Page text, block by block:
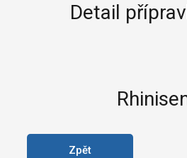
Detail
Zpět